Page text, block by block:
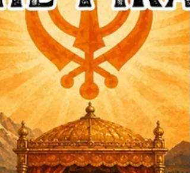
später beginnt, sondern immer jetzt.